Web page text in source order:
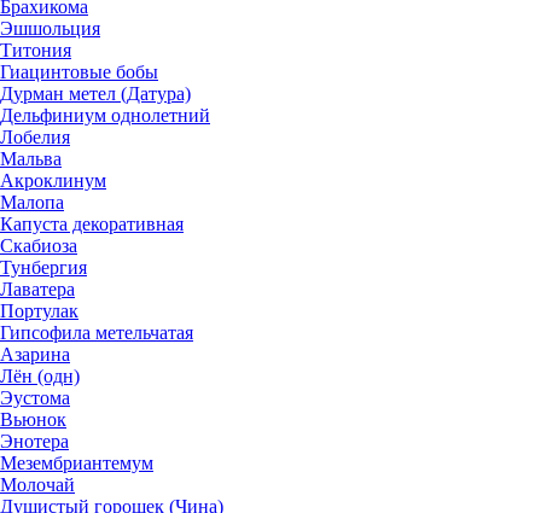
Брахикома
Эшшольция
Титония
Гиацинтовые бобы
Дурман метел (Датура)
Дельфиниум однолетний
Лобелия
Мальва
Акроклинум
Малопа
Капуста декоративная
Скабиоза
Тунбергия
Лаватера
Портулак
Гипсофила метельчатая
Азарина
Лён (одн)
Эустома
Вьюнок
Энотера
Мезембриантемум
Молочай
Душистый горошек (Чина)